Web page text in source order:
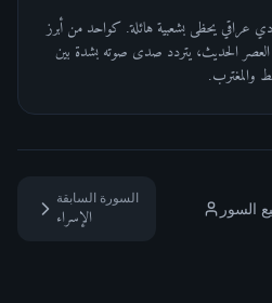
عراقي يحظى بشعبية هائلة. كواحد من أبرز
العصر الحديث، يتردد صدى صوته بشدة بين
والمغترب.
السورة السابقة
الإسراء
السور